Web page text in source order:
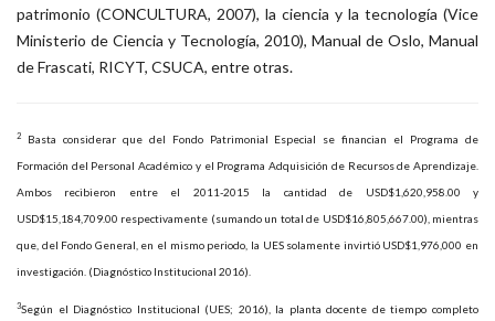
patrimonio (CONCULTURA, 2007), la ciencia y la tecnología (Vice
Ministerio de Ciencia y Tecnología, 2010), Manual de Oslo, Manual
de Frascati, RICYT, CSUCA, entre otras.
2
Basta considerar que del Fondo Patrimonial Especial se financian el Programa de
Formación del Personal Académico y el Programa Adquisición de Recursos de Aprendizaje.
Ambos recibieron entre el 2011-2015 la cantidad de USD$1,620,958.00 y
USD$15,184,709.00 respectivamente (sumando un total de USD$16,805,667.00), mientras
que, del Fondo General, en el mismo periodo, la UES solamente invirtió USD$1,976,000 en
investigación. (Diagnóstico Institucional 2016).
3Según el Diagnóstico Institucional (UES; 2016), la planta docente de tiempo completo